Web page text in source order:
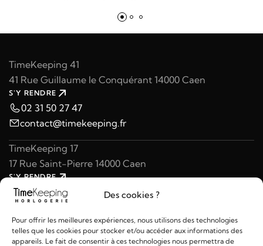
Des cookies ?
Pour offrir les meilleures expériences, nous utilisons des technologies
telles que les cookies pour stocker et/ou accéder aux informations des
appareils. Le fait de consentir à ces technologies nous permettra de
TimeKeeping 41
41 Rue Guillaume le Conquérant 14000 Caen
S'Y RENDRE
02 31 50 27 47
contact@timekeeping.fr
TimeKeeping 17
17 Rue Saint-Pierre 14000 Caen
S'Y RENDRE
02 31 47 49 97